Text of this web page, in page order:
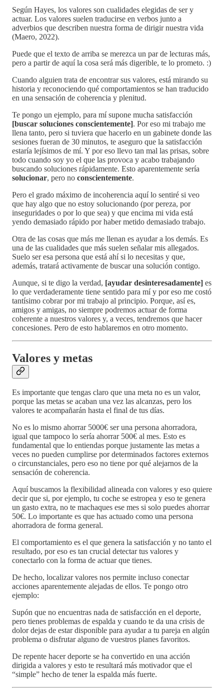
Según Hayes, los valores son cualidades elegidas de ser y
actuar. Los valores suelen traducirse en verbos junto a
adverbios que describen nuestra forma de dirigir nuestra vida
(Maero, 2022).
Puede que el texto de arriba se merezca un par de lecturas más,
pero a partir de aquí la cosa será más digerible, te lo prometo. :)
Cuando alguien trata de encontrar sus valores, está mirando su
historia y reconociendo qué comportamientos se han traducido
en una sensación de coherencia y plenitud.
Te pongo un ejemplo, para mí supone mucha satisfacción
[buscar soluciones conscientemente]. Por eso mi trabajo me
llena tanto, pero si tuviera que hacerlo en un gabinete donde las
sesiones fueran de 30 minutos, te aseguro que la satisfacción
estaría lejísimos de mí. Y por eso llevo tan mal las prisas, sobre
todo cuando soy yo el que las provoca y acabo trabajando
buscando soluciones rápidamente. Esto aparentemente sería
solucionar, pero no conscientemente.
Pero el grado máximo de incoherencia aquí lo sentiré si veo
que hay algo que no estoy solucionando (por pereza, por
inseguridades o por lo que sea) y que encima mi vida está
yendo demasiado rápido por haber metido demasiado trabajo.
Otra de las cosas que más me llenan es ayudar a los demás. Es
una de las cualidades que más suelen señalar mis allegados.
Suelo ser esa persona que está ahí si lo necesitas y que,
además, tratará activamente de buscar una solución contigo.
Aunque, si te digo la verdad, [ayudar desinteresadamente] es
lo que verdaderamente tiene sentido para mí y por eso me costó
tantísimo cobrar por mi trabajo al principio. Porque, así es,
amigos y amigas, no siempre podremos actuar de forma
coherente a nuestros valores y, a veces, tendremos que hacer
concesiones. Pero de esto hablaremos en otro momento.
Valores y metas
Es importante que tengas claro que una meta no es un valor,
porque las metas se acaban una vez las alcanzas, pero los
valores te acompañarán hasta el final de tus días.
No es lo mismo ahorrar 5000€ ser una persona ahorradora,
igual que tampoco lo sería ahorrar 500€ al mes. Esto es
fundamental que lo entiendas porque justamente las metas a
veces no pueden cumplirse por determinados factores externos
o circunstanciales, pero eso no tiene por qué alejarnos de la
sensación de coherencia.
Aquí buscamos la flexibilidad alineada con valores y eso quiere
decir que si, por ejemplo, tu coche se estropea y eso te genera
un gasto extra, no te machaques ese mes si solo puedes ahorrar
50€. Lo importante es que has actuado como una persona
ahorradora de forma general.
El comportamiento es el que genera la satisfacción y no tanto el
resultado, por eso es tan crucial detectar tus valores y
conectarlo con la forma de actuar que tienes.
De hecho, localizar valores nos permite incluso conectar
acciones aparentemente alejadas de ellos. Te pongo otro
ejemplo:
Supón que no encuentras nada de satisfacción en el deporte,
pero tienes problemas de espalda y cuando te da una crisis de
dolor dejas de estar disponible para ayudar a tu pareja en algún
problema o disfrutar alguno de vuestros planes favoritos.
De repente hacer deporte se ha convertido en una acción
dirigida a valores y esto te resultará más motivador que el
“simple” hecho de tener la espalda más fuerte.